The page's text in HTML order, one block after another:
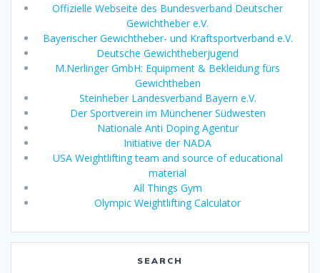
Offizielle Webseite des Bundesverband Deutscher
Gewichtheber e.V.
Bayerischer Gewichtheber- und Kraftsportverband e.V.
Deutsche Gewichtheberjugend
M.Nerlinger GmbH: Equipment & Bekleidung fürs
Gewichtheben
Steinheber Landesverband Bayern e.V.
Der Sportverein im Münchener Südwesten
Nationale Anti Doping Agentur
Initiative der NADA
USA Weightlifting team and source of educational
material
All Things Gym
Olympic Weightlifting Calculator
SEARCH